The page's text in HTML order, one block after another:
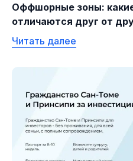
Оффшорные зоны:
отличаются друг от
Читать далее